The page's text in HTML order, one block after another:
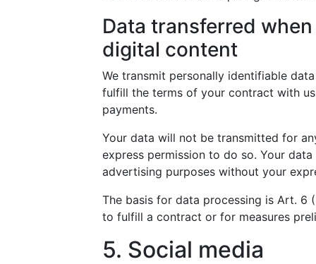
Data transferred
digital content
We transmit personally identifiable
fulfill the terms of your contract with
payments.
Your data will not be transmitted for
express permission to do so. Your
advertising purposes without your
The basis for data processing is Art. 6
to fulfill a contract or for measures
5. Social media